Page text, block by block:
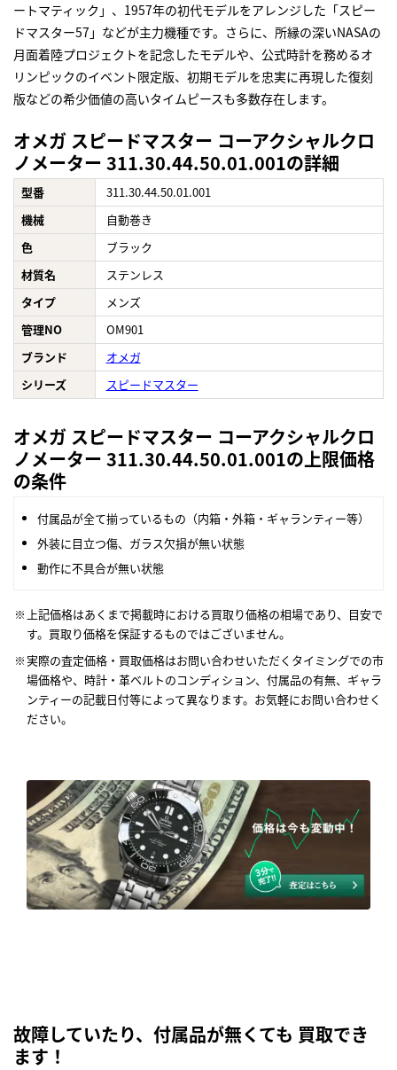
ートマティック」、1957年の初代モデルをアレンジした「スピー
ドマスター57」などが主力機種です。さらに、所縁の深いNASAの
月面着陸プロジェクトを記念したモデルや、公式時計を務めるオ
リンピックのイベント限定版、初期モデルを忠実に再現した復刻
版などの希少価値の高いタイムピースも多数存在します。
オメガ スピードマスター コーアクシャルクロ
ノメーター 311.30.44.50.01.001の詳細
型番
311.30.44.50.01.001
機械
自動巻き
色
ブラック
材質名
ステンレス
タイプ
メンズ
管理NO
OM901
ブランド
オメガ
シリーズ
スピードマスター
オメガ スピードマスター コーアクシャルクロ
ノメーター 311.30.44.50.01.001の上限価格
の条件
付属品が全て揃っているもの（内箱・外箱・ギャランティー等）
外装に目立つ傷、ガラス欠損が無い状態
動作に不具合が無い状態
上記価格はあくまで掲載時における買取り価格の相場であり、目安で
す。買取り価格を保証するものではございません。
実際の査定価格・買取価格はお問い合わせいただくタイミングでの市
場価格や、時計・革ベルトのコンディション、付属品の有無、ギャラ
ンティーの記載日付等によって異なります。お気軽にお問い合わせく
ださい。
故障していたり、付属品が無くても 買取でき
ます！